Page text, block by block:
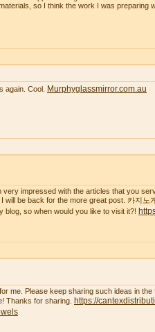
so I think the work I was preparing
again. Cool. Murphyglassmirror.com.au
impressed with the articles that you
will be back for the more great post. 카지
blog, so when would you like to visit it?!
me. Please keep sharing such ideas in
Thanks for sharing.
https://